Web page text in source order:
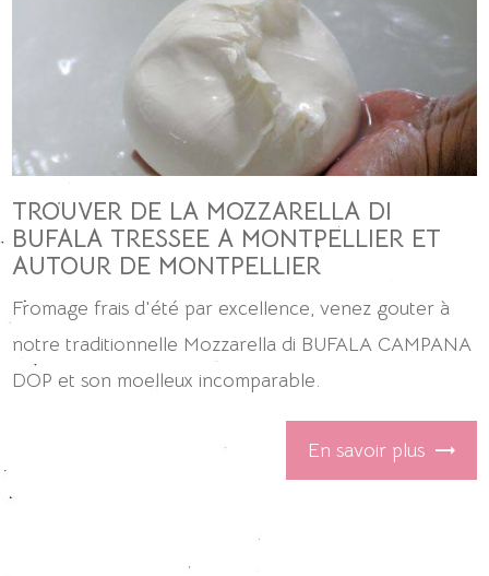
TROUVER DE LA MOZZARELLA DI
BUFALA TRESSEE A MONTPELLIER ET
AUTOUR DE MONTPELLIER
Fromage frais d'été par excellence, venez gouter à
notre traditionnelle Mozzarella di BUFALA CAMPANA
DOP et son moelleux incomparable.
En savoir plus